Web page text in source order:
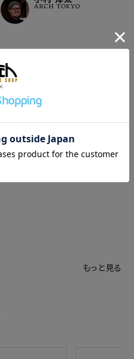
ARCH TOKYO
もっと見る